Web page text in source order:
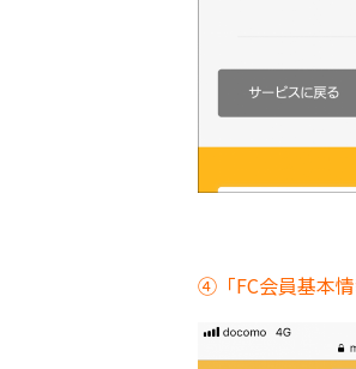
④「FC会員基本